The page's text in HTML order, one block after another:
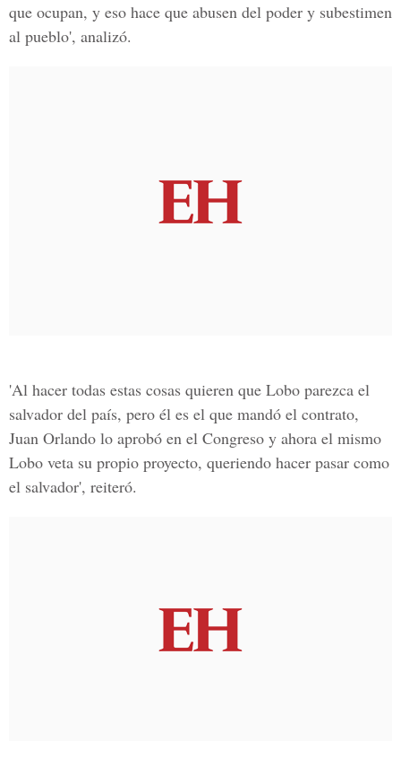
que ocupan, y eso hace que abusen del poder y subestimen
al pueblo', analizó.
'Al hacer todas estas cosas quieren que Lobo parezca el
salvador del país, pero él es el que mandó el contrato,
Juan Orlando lo aprobó en el Congreso y ahora el mismo
Lobo veta su propio proyecto, queriendo hacer pasar como
el salvador', reiteró.